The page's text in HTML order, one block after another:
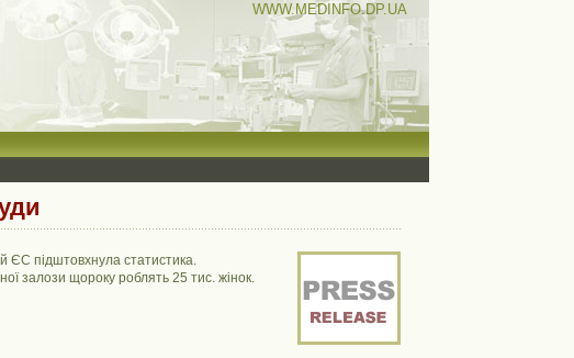
WWW.MEDINFO.DP.UA
ЄС підштовхнула статистика.
залози щороку роблять 25 тис. жінок.